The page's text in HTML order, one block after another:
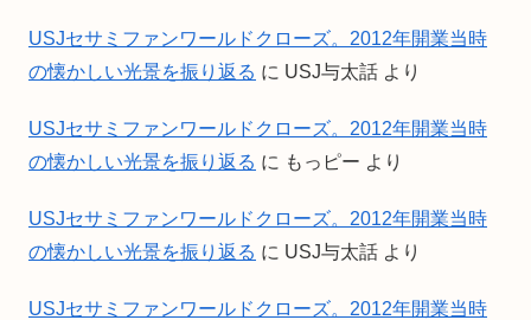
USJセサミファンワールドクローズ。2012年開業当時
の懐かしい光景を振り返る に USJ与太話 より
USJセサミファンワールドクローズ。2012年開業当時
の懐かしい光景を振り返る に もっピー より
USJセサミファンワールドクローズ。2012年開業当時
の懐かしい光景を振り返る に USJ与太話 より
USJセサミファンワールドクローズ。2012年開業当時